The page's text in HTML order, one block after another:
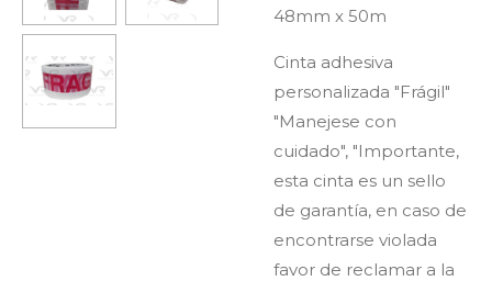
48mm x 50m
Cinta adhesiva
personalizada "Frágil"
"Manejese con
cuidado", "Importante,
esta cinta es un sello
de garantía, en caso de
encontrarse violada
favor de reclamar a la